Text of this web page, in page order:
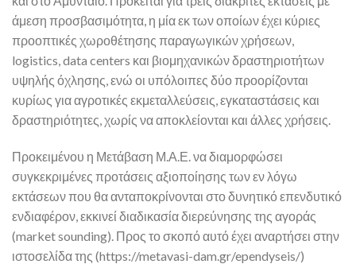
άμεση προσβασιμότητα, η μία εκ των οποίων έχει κύριες
προοπτικές χωροθέτησης παραγωγικών χρήσεων,
logistics, data centers και βιομηχανικών δραστηριοτήτων
υψηλής όχλησης, ενώ οι υπόλοιπες δύο προορίζονται
κυρίως για αγροτικές εκμεταλλεύσεις, εγκαταστάσεις και
δραστηριότητες, χωρίς να αποκλείονται και άλλες χρήσεις.
Προκειμένου η Μετάβαση Μ.Α.Ε. να διαμορφώσει
συγκεκριμένες προτάσεις αξιοποίησης των εν λόγω
εκτάσεων που θα ανταποκρίνονται στο δυνητικό επενδυτικό
ενδιαφέρον, εκκινεί διαδικασία διερεύνησης της αγοράς
(market sounding). Προς το σκοπό αυτό έχει αναρτήσει στην
ιστοσελίδα της (https://metavasi-dam.gr/ependyseis/)